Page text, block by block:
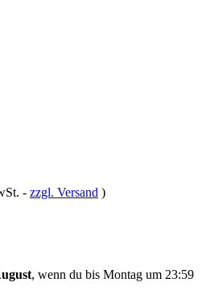
- zzgl. Versand )
, wenn du bis Montag um 23:59